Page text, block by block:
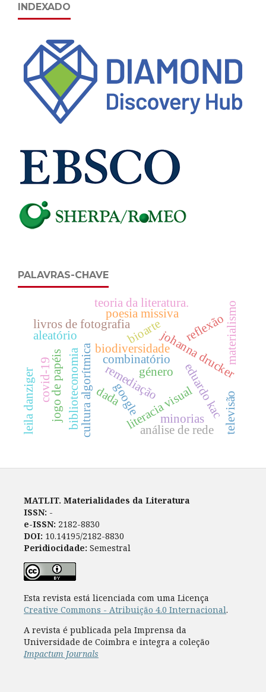
INDEXADO
PALAVRAS-CHAVE
biodiversidade
bioarte
combinatório
remediação
google
cultura algorítmica
livros de fotografia
literacia visual
biblioteconomia johanna drucker
eduardo kac
aleatório
análise de rede
reflexão
jogo de papéis género
poesia missiva
dada
covid-19
leila danziger minorias
materialismo
teoria da literatura.
televisão
MATLIT. Materialidades da Literatura
ISSN: -
e-ISSN: 2182-8830
DOI: 10.14195/2182-8830
Peridiocidade: Semestral
Esta revista está licenciada com uma Licença
Creative Commons - Atribuição 4.0 Internacional.
A revista é publicada pela Imprensa da
Universidade de Coimbra e integra a coleção
Impactum Journals